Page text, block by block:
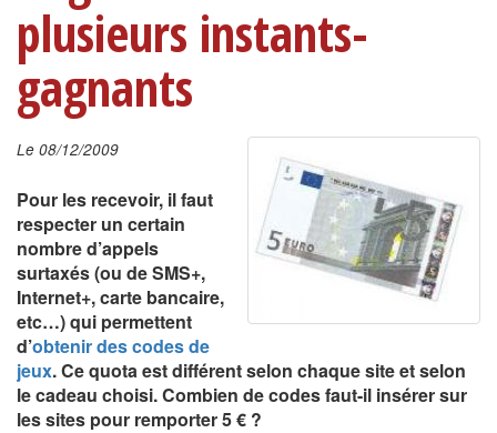
plusieurs instants-
gagnants
Le 08/12/2009
Pour les recevoir, il faut
respecter un certain
nombre d’appels
surtaxés (ou de SMS+,
Internet+, carte bancaire,
etc…) qui permettent
d’obtenir des codes de
jeux. Ce quota est différent selon chaque site et selon
le cadeau choisi. Combien de codes faut-il insérer sur
les sites pour remporter 5 € ?